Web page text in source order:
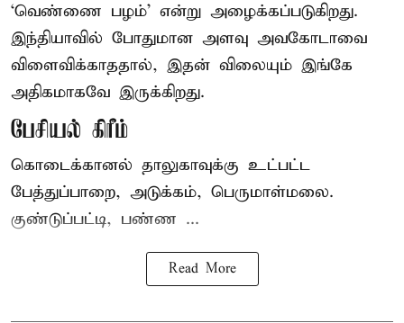
‘வெண்ணை பழம்’ என்று அழைக்கப்படுகிறது.
இந்தியாவில் போதுமான அளவு அவகோடாவை
விளைவிக்காததால், இதன் விலையும் இங்கே
அதிகமாகவே இருக்கிறது.
பேசியல் கிரீம்
கொடைக்கானல் தாலுகாவுக்கு உட்பட்ட
பேத்துப்பாறை, அடுக்கம், பெருமாள்மலை.
குண்டுப்பட்டி, பண்ண ...
Read More